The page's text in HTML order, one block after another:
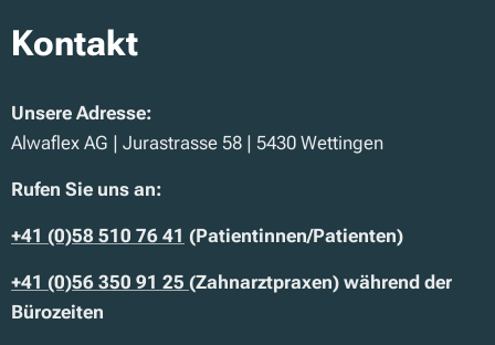
Kontakt
Unsere Adresse:
Alwaflex AG | Jurastrasse 58 | 5430 Wettingen
Rufen Sie uns an:
+41 (0)58 510 76 41 (Patientinnen/Patienten)
+41 (0)56 350 91 25 (Zahnarztpraxen) während der
Bürozeiten